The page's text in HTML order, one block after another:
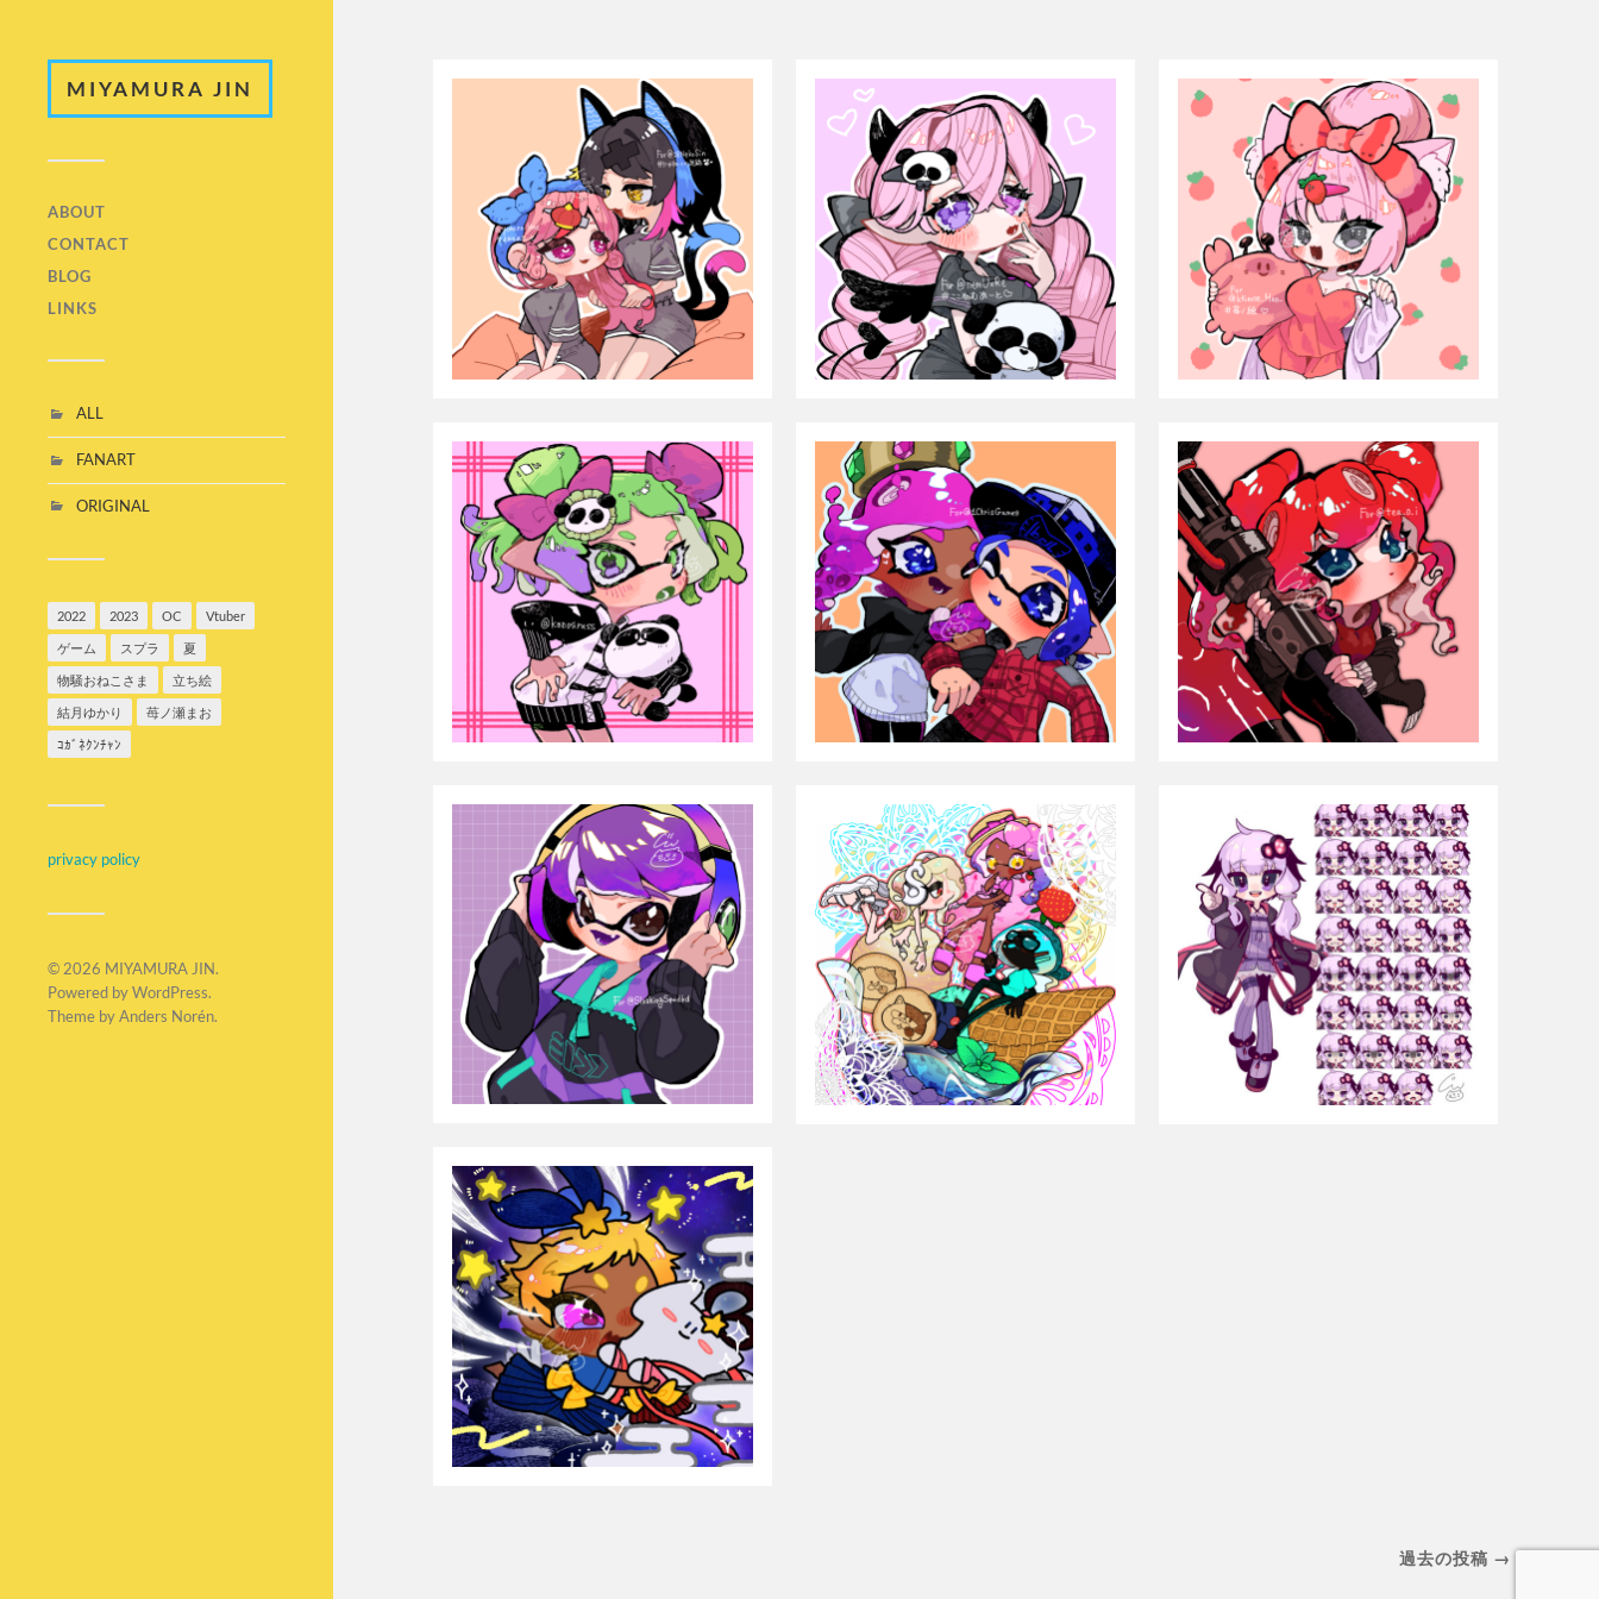
MIYAMURA JIN
ABOUT
CONTACT
BLOG
LINKS
ALL
FANART
ORIGINAL
2022 2023 OC Vtuber
ゲーム スプラ 夏
物騒おねこさま 立ち絵
結月ゆかり 苺ノ瀬まお
ｺｶﾞﾈｸﾝﾁｬﾝ
privacy policy
© 2026 MIYAMURA JIN.
Powered byWordPress.
Theme byAnders Norén.
過去の投稿 →